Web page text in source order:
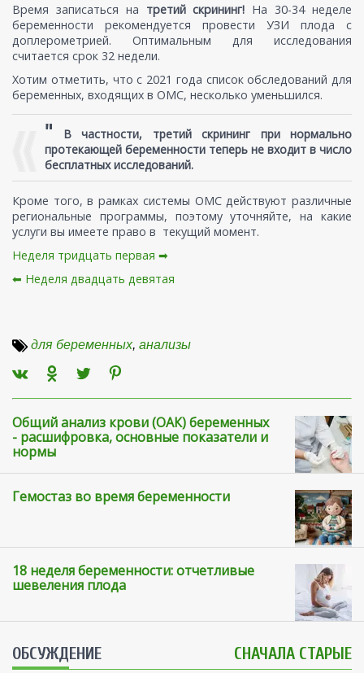
Время записаться на третий скрининг! На 30-34 неделе
беременности рекомендуется провести УЗИ плода с
доплерометрией. Оптимальным для исследования
считается срок 32 недели.
Хотим отметить, что с 2021 года список обследований для
беременных, входящих в ОМС, несколько уменьшился.
" В частности, третий скрининг при нормально
протекающей беременности теперь не входит в число
бесплатных исследований.
Кроме того, в рамках системы ОМС действуют различные
региональные программы, поэтому уточняйте, на какие
услуги вы имеете право в текущий момент.
Неделя тридцать первая ➡
⬅ Неделя двадцать девятая
для беременных, анализы
Общий анализ крови (ОАК) беременных
- расшифровка, основные показатели и
нормы
Гемостаз во время беременности
18 неделя беременности: отчетливые
шевеления плода
ОБСУЖДЕНИЕ СНАЧАЛА СТАРЫЕ